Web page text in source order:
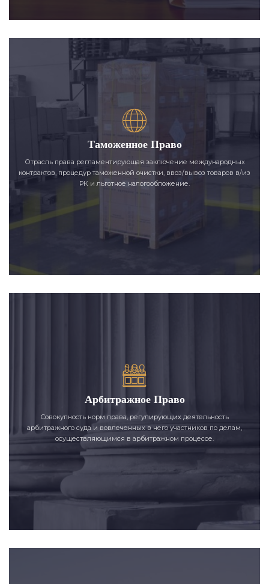
Таможенное Право
Отрасль права регламентирующая заключение международных
контрактов, процедур таможенной очистки, ввоз/вывоз товаров в/из
РК и льготное налогообложение.
Арбитражное Право
Совокупность норм права, регулирующих деятельность
арбитражного суда и вовлеченных в него участников по делам,
осуществляющимся в арбитражном процессе.